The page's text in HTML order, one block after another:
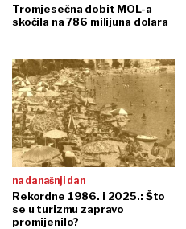
Tromjesečna dobit MOL-a
skočila na 786 milijuna dolara
na današnji dan
Rekordne 1986. i 2025.: Što
se u turizmu zapravo
promijenilo?